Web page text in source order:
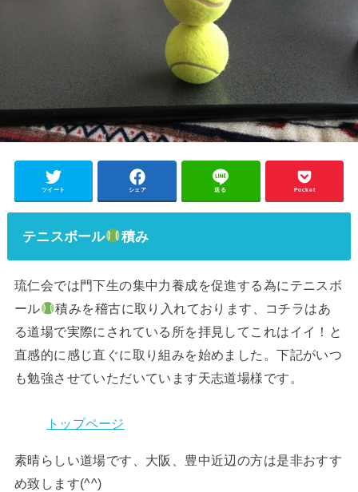
ツイート シェア 送る Pocket
テニスボール 積み
琉仁会では門下生の集中力養成を促進する為にテニスボ
ール
積みを稽古に取り入れております、コチラはあ
る道場で実際にされている所を拝見してこれはイイ！と
直感的に感じ直ぐに取り組みを始めました。下記がいつ
も勉強させていただいています天志道場様です。
トップページ
素晴らしい道場です、大阪、豊中近辺の方は是非おすす
め致します(^^)